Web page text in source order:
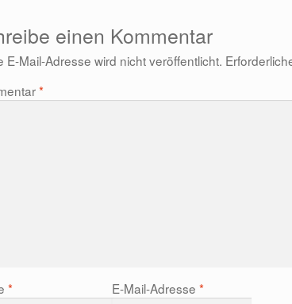
einen Kommentar
E-Mail-Adresse wird nicht veröffentlicht.
*
* E-Mail-Adresse *